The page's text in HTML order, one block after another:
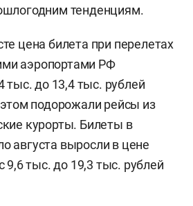
тенденциям.
цена билета при перелетах
аэропортами РФ
тыс. до 13,4 тыс. рублей
подорожали рейсы из
курорты. Билеты в
августа выросли в цене
9,6 тыс. до 19,3 тыс. рублей